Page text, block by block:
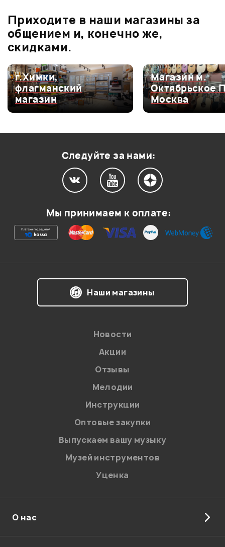
0.0
Оценка5
0
Оценка4
0
Оценка3
0
Ваша оценка:
на обработку персональных данных в
Политикой в отношении обработки
персональных данных.
Введите проверочное число:
Отправить
Приходите в наши магазины за
общением и, конечно же,
скидками.
г.Химки,
флагманский
магазин
Магазин м.
Октябрьское
Москва
Следуйте за нами:
Мы принимаем к оплате:
Наши магазины
Новости
Акции
Отзывы
Мелодии
Инструкции
Оптовые закупки
Выпускаем вашу музыку
Музей инструментов
Уценка
О нас